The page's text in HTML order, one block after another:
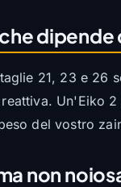
21, 23 e 26
Un'Eiko
del vostro
non